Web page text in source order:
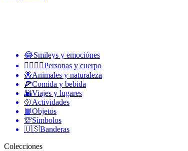
😂Smileys y emociónes
👩‍❤️‍💋‍👨Personas y cuerpo
🐝Animales y naturaleza
🍕Comida y bebida
🌇Viajes y lugares
🥎Actividades
📙Objetos
💯Símbolos
🇺🇸Banderas
Colecciones